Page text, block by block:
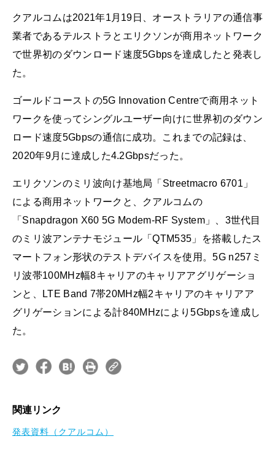
クアルコムは2021年1月19日、オーストラリアの通信事
業者であるテルストラとエリクソンが商用ネットワーク
で世界初のダウンロード速度5Gbpsを達成したと発表し
た。
ゴールドコーストの5G Innovation Centreで商用ネット
ワークを使ってシングルユーザー向けに世界初のダウン
ロード速度5Gbpsの通信に成功。これまでの記録は、
2020年9月に達成した4.2Gbpsだった。
エリクソンのミリ波向け基地局「Streetmacro 6701」
による商用ネットワークと、クアルコムの
「Snapdragon X60 5G Modem-RF System」、3世代目
のミリ波アンテナモジュール「QTM535」を搭載したス
マートフォン形状のテストデバイスを使用。5G n257ミ
リ波帯100MHz幅8キャリアのキャリアアグリゲーショ
ンと、LTE Band 7帯20MHz幅2キャリアのキャリアア
グリゲーションによる計840MHzにより5Gbpsを達成し
た。
関連リンク
発表資料（クアルコム）